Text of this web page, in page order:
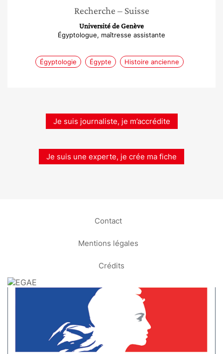
Recherche – Suisse
Université de Genève
Égyptologue, maîtresse assistante
Égyptologie Égypte Histoire ancienne
Je suis journaliste, je m’accrédite
Je suis une experte, je crée ma fiche
Contact
Mentions légales
Crédits